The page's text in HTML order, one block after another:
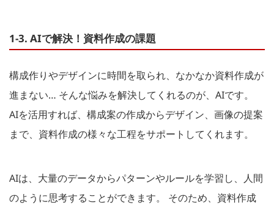
1-3. AIで解決！資料作成の課題
構成作りやデザインに時間を取られ、なかなか資料作成が
進まない… そんな悩みを解決してくれるのが、AIです。
AIを活用すれば、構成案の作成からデザイン、画像の提案
まで、資料作成の様々な工程をサポートしてくれます。
AIは、大量のデータからパターンやルールを学習し、人間
のように思考することができます。 そのため、資料作成